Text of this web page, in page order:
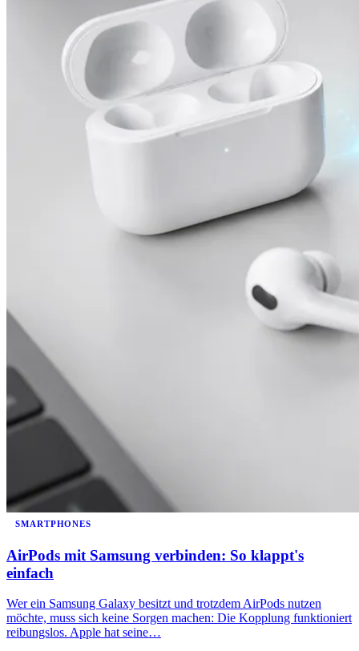
SMARTPHONES
AirPods mit Samsung verbinden: So klappt's
einfach
Wer ein Samsung Galaxy besitzt und trotzdem AirPods nutzen
möchte, muss sich keine Sorgen machen: Die Kopplung funktioniert
reibungslos. Apple hat seine…